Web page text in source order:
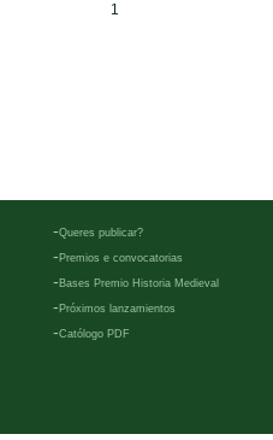
1
-Queres publicar?
- Premios e convocatorias
- Bases Premio Historia Medieval
- Próximos lanzamientos
-Católogo PDF